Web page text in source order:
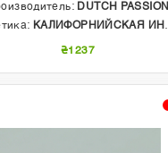
DUTCH PASSION
КАЛИФОРНИЙСКАЯ ИНДИКА
₴1237